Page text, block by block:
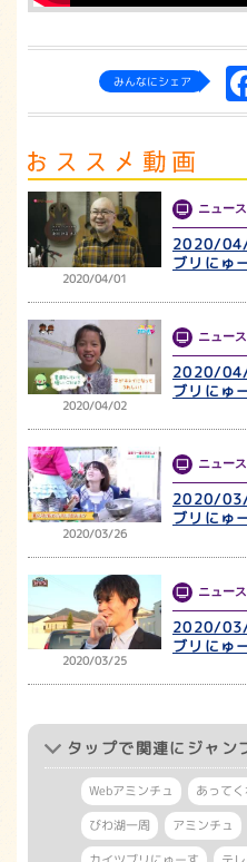
みんなにシェア
2020/04/01
ニュー
2020/04/
ブリにゅ
2020/04/02
ニュー
2020/04/
ブリにゅ
2020/03/26
ニュー
2020/03/
ブリにゅ
2020/03/25
ニュー
2020/03/
ブリにゅ
タップで関連にジャン
Webアミンチュ あって
びわ湖一周
アミンチュ